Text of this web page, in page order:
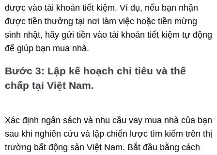
được vào tài khoản tiết kiệm. Ví dụ, nếu bạn nhận
được tiền thưởng tại nơi làm việc hoặc tiền mừng
sinh nhật, hãy gửi tiền vào tài khoản tiết kiệm tự động
để giúp bạn mua nhà.
Bước 3: Lập kế hoạch chi tiêu và thế
chấp tại Việt Nam.
Xác định ngân sách và nhu cầu vay mua nhà của bạn
sau khi nghiên cứu và lập chiến lược tìm kiếm trên thị
trường bất động sản Việt Nam. Bắt đầu bằng cách